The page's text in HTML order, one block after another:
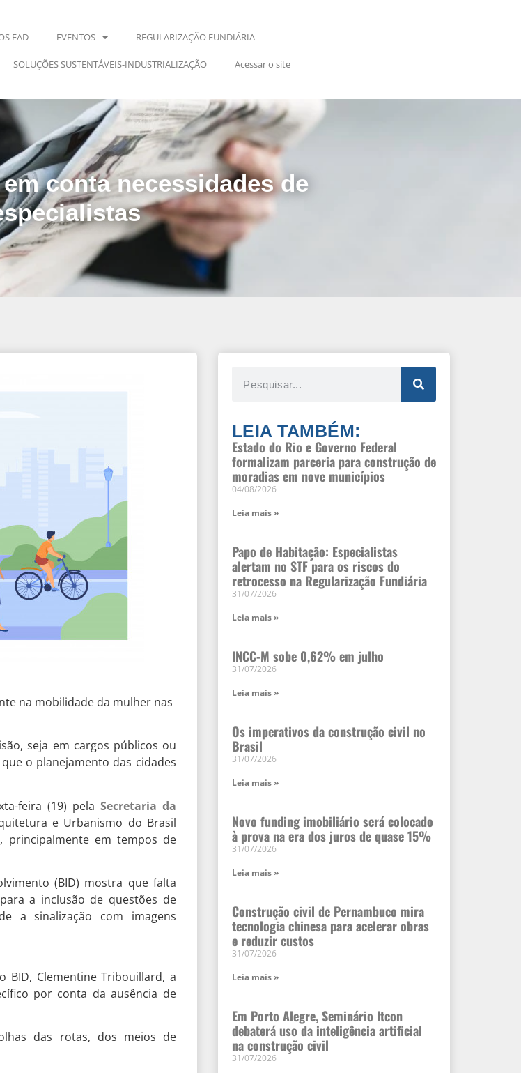
EAD EVENTOS REGULARIZAÇÃO FUNDIÁRIA
SOLUÇÕES SUSTENTÁVEIS-INDUSTRIALIZAÇÃO Acessar o site
conta necessidades de
na mobilidade da mulher nas
seja em cargos públicos ou
o planejamento das cidades
feira (19) pela Secretaria da
e Urbanismo do Brasil
principalmente em tempos de
(BID) mostra que falta
a inclusão de questões de
a sinalização com imagens
BID, Clementine Tribouillard, a
por conta da ausência de
das rotas, dos meios de
LEIA TAMBÉM:
Estado do Rio e Governo Federal
formalizam parceria para construção de
moradias em nove municípios
04/08/2026
Leia mais »
Papo de Habitação: Especialistas
alertam no STF para os riscos do
retrocesso na Regularização Fundiária
31/07/2026
Leia mais »
INCC-M sobe 0,62% em julho
31/07/2026
Leia mais »
Os imperativos da construção civil no
Brasil
31/07/2026
Leia mais »
Novo funding imobiliário será colocado
à prova na era dos juros de quase 15%
31/07/2026
Leia mais »
Construção civil de Pernambuco mira
tecnologia chinesa para acelerar obras
e reduzir custos
31/07/2026
Leia mais »
Em Porto Alegre, Seminário Itcon
debaterá uso da inteligência artificial
na construção civil
31/07/2026